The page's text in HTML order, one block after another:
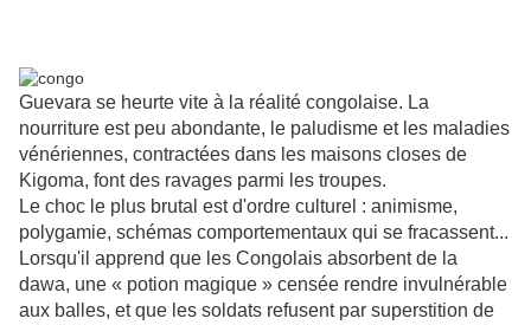
Guevara se heurte vite à la réalité congolaise. La
nourriture est peu abondante, le paludisme et les maladies
vénériennes, contractées dans les maisons closes de
Kigoma, font des ravages parmi les troupes.
Le choc le plus brutal est d'ordre culturel : animisme,
polygamie, schémas comportementaux qui se fracassent...
Lorsqu'il apprend que les Congolais absorbent de la
dawa, une « potion magique » censée rendre invulnérable
aux balles, et que les soldats refusent par superstition de